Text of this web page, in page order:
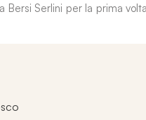
Bersi Serlini per la prima